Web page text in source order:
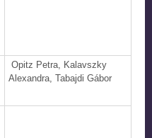
Opitz Petra, Kalavszky
Alexandra, Tabajdi Gábor